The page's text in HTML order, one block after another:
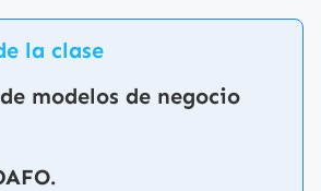
la clase
modelos de negocio